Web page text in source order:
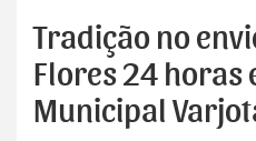
Tradição no
Flores 24 horas
Municipal